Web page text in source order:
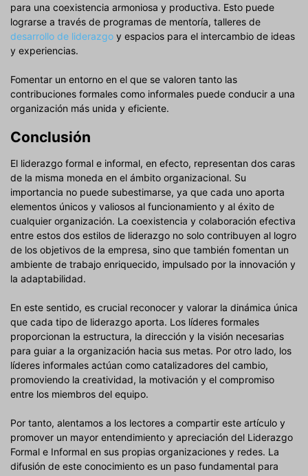
para una coexistencia armoniosa y productiva. Esto puede
lograrse a través de programas de mentoría, talleres de
desarrollo de liderazgo y espacios para el intercambio de ideas
y experiencias.
Fomentar un entorno en el que se valoren tanto las
contribuciones formales como informales puede conducir a una
organización más unida y eficiente.
Conclusión
El liderazgo formal e informal, en efecto, representan dos caras
de la misma moneda en el ámbito organizacional. Su
importancia no puede subestimarse, ya que cada uno aporta
elementos únicos y valiosos al funcionamiento y al éxito de
cualquier organización. La coexistencia y colaboración efectiva
entre estos dos estilos de liderazgo no solo contribuyen al logro
de los objetivos de la empresa, sino que también fomentan un
ambiente de trabajo enriquecido, impulsado por la innovación y
la adaptabilidad.
En este sentido, es crucial reconocer y valorar la dinámica única
que cada tipo de liderazgo aporta. Los líderes formales
proporcionan la estructura, la dirección y la visión necesarias
para guiar a la organización hacia sus metas. Por otro lado, los
líderes informales actúan como catalizadores del cambio,
promoviendo la creatividad, la motivación y el compromiso
entre los miembros del equipo.
Por tanto, alentamos a los lectores a compartir este artículo y
promover un mayor entendimiento y apreciación del Liderazgo
Formal e Informal en sus propias organizaciones y redes. La
difusión de este conocimiento es un paso fundamental para